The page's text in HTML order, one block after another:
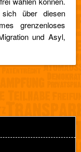
sich über diesen
grenzenloses
und Asyl,